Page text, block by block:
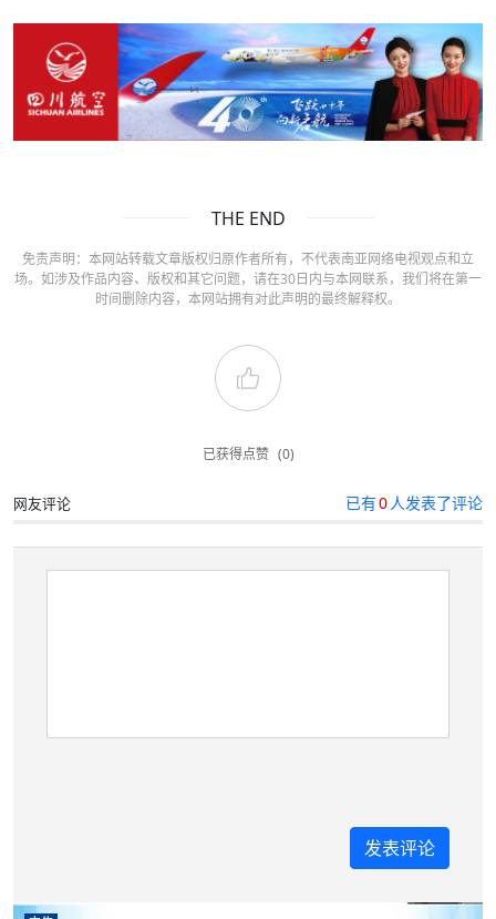
THE END
免责声明：本网站转载文章版权归原作者所有，不代表南亚网络电视观点和立
场。如涉及作品内容、版权和其它问题，请在30日内与本网联系，我们将在第一
时间删除内容，本网站拥有对此声明的最终解释权。
已获得点赞 (0)
网友评论 已有0人发表了评论